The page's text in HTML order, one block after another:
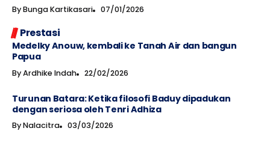
ByBunga Kartikasari 07/01/2026
Prestasi
Medelky Anouw, kembali ke Tanah Air dan bangun
Papua
ByArdhike Indah 22/02/2026
Turunan Batara: Ketika filosofi Baduy dipadukan
dengan seriosa oleh Tenri Adhiza
ByNalacitra 03/03/2026